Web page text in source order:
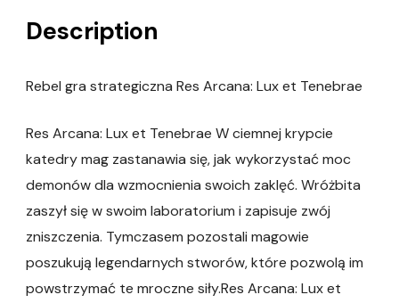
Description
Rebel gra strategiczna Res Arcana: Lux et Tenebrae
Res Arcana: Lux et Tenebrae W ciemnej krypcie
katedry mag zastanawia się, jak wykorzystać moc
demonów dla wzmocnienia swoich zaklęć. Wróżbita
zaszył się w swoim laboratorium i zapisuje zwój
zniszczenia. Tymczasem pozostali magowie
poszukują legendarnych stworów, które pozwolą im
powstrzymać te mroczne siły.Res Arcana: Lux et